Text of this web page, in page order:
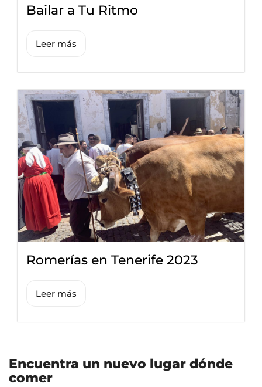
Bailar a Tu Ritmo
Leer más
Romerías en Tenerife 2023
Leer más
Encuentra un nuevo lugar dónde
comer